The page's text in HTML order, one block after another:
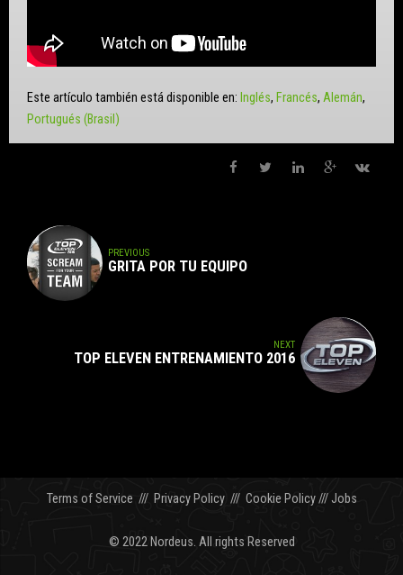
Este artículo también está disponible en: Inglés Francés Alemán
Portugués (Brasil)
PREVIOUS
GRITA POR TU EQUIPO
NEXT
TOP ELEVEN ENTRENAMIENTO 2016
Terms of Service /// Privacy Policy/// Cookie Policy///Jobs
© 2022 Nordeus. All rights Reserved